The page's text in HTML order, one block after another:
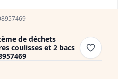
de déchets
coulisses et 2 bacs